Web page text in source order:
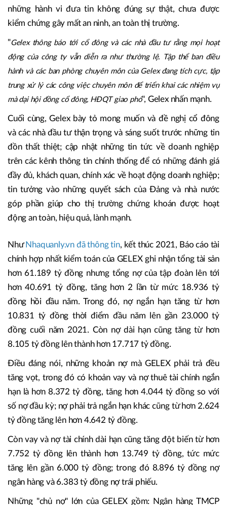
những hành vi đưa tin không đúng sự thật, chưa được
kiểm chứng gây mất an ninh, an toàn thị trường.
"Gelex thông báo tới cổ đông và các nhà đầu tư rằng mọi hoạt
động của công ty vẫn diễn ra như thường lệ. Tập thể ban điều
hành và các ban phòng chuyên môn của Gelex đang tích cực, tập
trung xử lý các công việc chuyên môn để triển khai các nhiệm vụ
mà dại hội đồng cổ đông, HĐQT giao phó", Gelex nhấn mạnh.
Cuối cùng, Gelex bày tỏ mong muốn và đề nghị cổ đông
và các nhà đầu tư thận trọng và sáng suốt trước những tin
đồn thất thiệt; cập nhật những tin tức về doanh nghiệp
trên các kênh thông tin chính thống để có những đánh giá
đầy đủ, khách quan, chính xác về hoạt động doanh nghiệp;
tin tưởng vào những quyết sách của Đảng và nhà nước
góp phần giúp cho thị trường chứng khoán được hoạt
động an toàn, hiệu quả, lành mạnh.
Như Nhaquanly.vn đã thông tin, kết thúc 2021, Báo cáo tài
chính hợp nhất kiểm toán của GELEX ghi nhận tổng tài sản
hơn 61.189 tỷ đồng nhưng tổng nợ của tập đoàn lên tới
hơn 40.691 tỷ đồng, tăng hơn 2 lần từ mức 18.936 tỷ
đồng hồi đầu năm. Trong đó, nợ ngắn hạn tăng từ hơn
10.831 tỷ đồng thời điểm đầu năm lên gần 23.000 tỷ
đồng cuối năm 2021. Còn nợ dài hạn cũng tăng từ hơn
8.105 tỷ đồng lên thành hơn 17.717 tỷ đồng.
Điều đáng nói, những khoản nợ mà GELEX phải trả đều
tăng vọt, trong đó có khoản vay và nợ thuê tài chính ngắn
hạn là hơn 8.372 tỷ đồng, tăng hơn 4.044 tỷ đồng so với
số nợ đầu kỳ; nợ phải trả ngắn hạn khác cũng từ hơn 2.624
tỷ đồng tăng lên hơn 4.642 tỷ đồng.
Còn vay và nợ tài chính dài hạn cũng tăng đột biến từ hơn
7.752 tỷ đồng lên thành hơn 13.749 tỷ đồng, tức mức
tăng lên gần 6.000 tỷ đồng; trong đó 8.896 tỷ đồng nợ
ngân hàng và 6.383 tỷ đồng nợ trái phiếu.
Những "chủ nợ" lớn của GELEX gồm: Ngân hàng TMCP